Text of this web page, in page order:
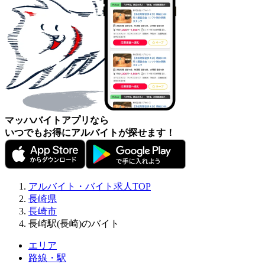
マッハバイトアプリなら
いつでもお得にアルバイトが探せます！
アルバイト・バイト求人TOP
長崎県
長崎市
長崎駅(長崎)のバイト
エリア
路線・駅